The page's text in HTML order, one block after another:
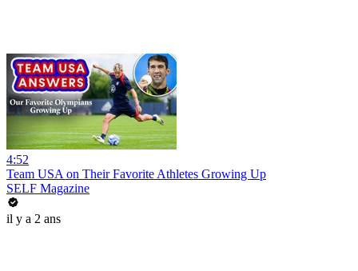
4:52
Team USA on Their Favorite Athletes Growing Up
SELF Magazine
il y a 2 ans